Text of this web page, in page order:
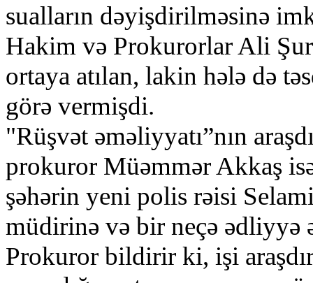
sualların dəyişdirilməsinə
Hakim və Prokurorlar Ali
ortaya atılan, lakin hələ də
görə vermişdi.
"Rüşvət əməliyyatı”nın
prokuror Müəmmər Akkaş
şəhərin yeni polis rəisi
müdirinə və bir neçə ədliyyə
Prokuror bildirir ki, işi